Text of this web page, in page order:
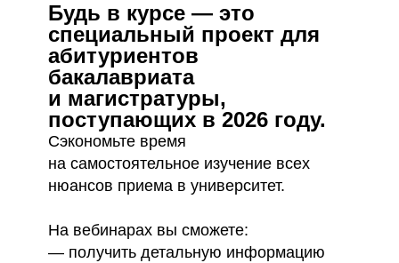
Будь в курсе — это
специальный проект для
абитуриентов
бакалавриата
и магистратуры,
поступающих в 2026 году.
Сэкономьте время
на самостоятельное изучение всех
нюансов приема в университет.
На вебинарах вы сможете:
— получить детальную информацию